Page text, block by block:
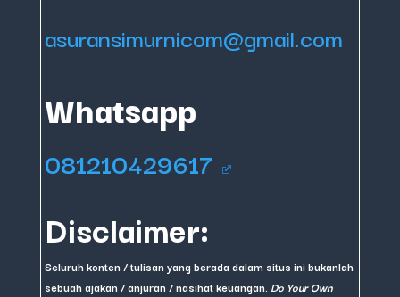
asuransimurnicom@gmail.com
Whatsapp
081210429617
Disclaimer:
Seluruh konten / tulisan yang berada dalam situs ini bukanlah
sebuah ajakan / anjuran / nasihat keuangan. Do Your Own